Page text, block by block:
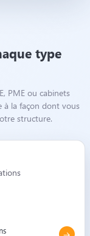
type
PME ou cabinets
à la façon dont vous
structure.